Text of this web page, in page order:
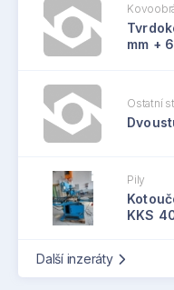
mm +
Ostatní
Pily
KKS
Další inzeráty